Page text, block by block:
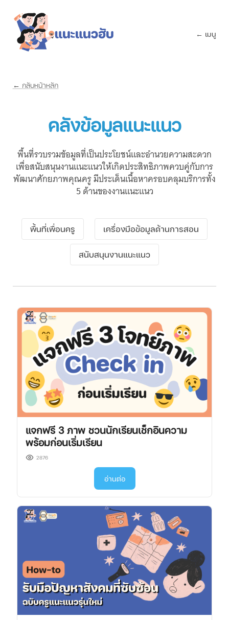
← เมนู
← กลับหน้าหลัก
คลังข้อมูลแนะแนว
พื้นที่รวบรวมข้อมูลที่เป็นประโยชน์และอำนวยความสะดวก
เพื่อสนับสนุนงานแนะแนวให้เกิดประสิทธิภาพควบคู่กับการ
พัฒนาศักยภาพคุณครู มีประเด็นเนื้อหาครอบคลุมบริการทั้ง
5 ด้านของงานแนะแนว
พื้นที่เพื่อนครู เครื่องมือข้อมูลด้านการสอน
สนับสนุนงานแนะแนว
แจกฟรี 3 ภาพ ชวนนักเรียนเช็กอินความ
พร้อมก่อนเริ่มเรียน
2876
อ่านต่อ